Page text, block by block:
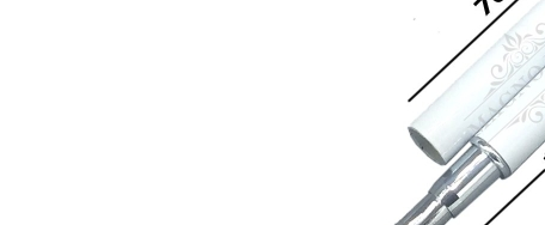
Feine Acrylfarbe / Aquarell